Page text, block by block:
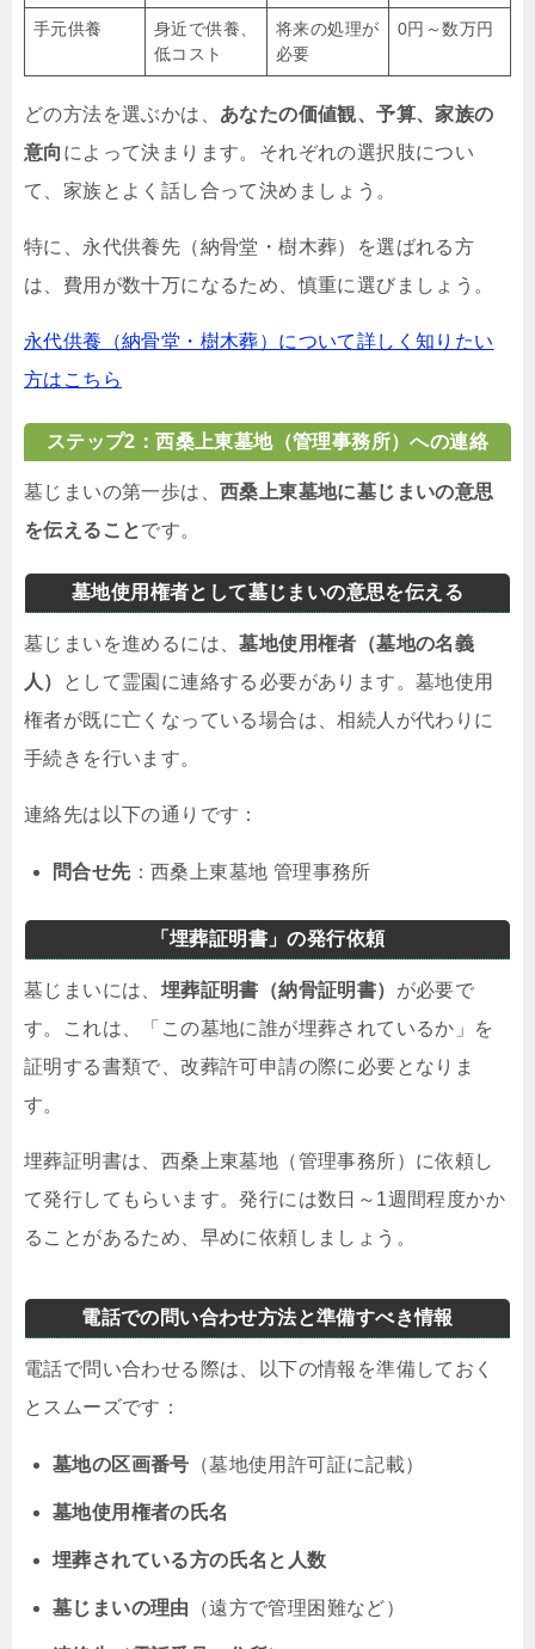
手元供養
身近で供養、
低コスト
将来の処理が
必要
0円～数万円
どの方法を選ぶかは、 あなたの価値観、予算、家族の
意向 によって決まります。それぞれの選択肢につい
て、家族とよく話し合って決めましょう。
特に、永代供養先（納骨堂・樹木葬）を選ばれる方
は、費用が数十万になるため、慎重に選びましょう。
永代供養（納骨堂・樹木葬）について詳しく知りたい
方はこちら
ステップ2：西桑上東墓地（管理事務所）への連絡
墓じまいの第一歩は、 西桑上東墓地に墓じまいの意思
を伝えることです。
墓地使用権者として墓じまいの意思を伝える
墓じまいを進めるには、墓地使用権者（墓地の名義
人）
として霊園に連絡する必要があります。墓地使用
権者が既に亡くなっている場合は、相続人が代わりに
手続きを行います。
連絡先は以下の通りです：
問合せ先：西桑上東墓地 管理事務所
「埋葬証明書」の発行依頼
墓じまいには、 埋葬証明書（納骨証明書） が必要で
す。これは、「この墓地に誰が埋葬されているか」を
証明する書類で、改葬許可申請の際に必要となりま
す。
埋葬証明書は、西桑上東墓地（管理事務所）に依頼し
て発行してもらいます。発行には数日～1週間程度かか
ることがあるため、早めに依頼しましょう。
電話での問い合わせ方法と準備すべき情報
電話で問い合わせる際は、以下の情報を準備しておく
とスムーズです：
墓地の区画番号 （墓地使用許可証に記載）
墓地使用権者の氏名
埋葬されている方の氏名と人数
墓じまいの理由 （遠方で管理困難など）